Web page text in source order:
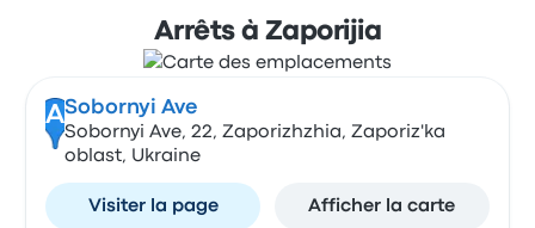
Arrêts à Zaporijia
ASobornyi Ave
Sobornyi Ave, 22, Zaporizhzhia, Zaporiz'ka
oblast, Ukraine
Visiter la page Afficher la carte